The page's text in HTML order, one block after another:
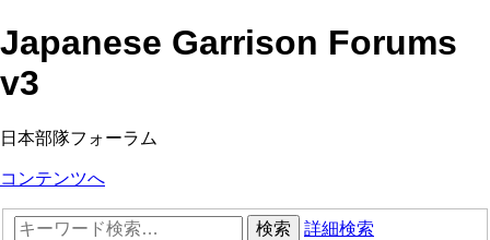
Japanese Garrison Forums
v3
日本部隊フォーラム
コンテンツへ
検索 詳細検索